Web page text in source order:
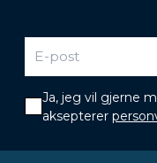
Ja, jeg vil gjerne
aksepterer